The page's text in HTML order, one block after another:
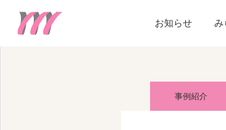
お知らせ み
blog
事例紹介